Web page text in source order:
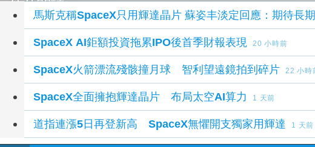
延伸閱讀
馬斯克稱SpaceX只用輝達晶片 蘇姿丰淡定回應：期待長
SpaceX AI鉅額投資拖累IPO後首季財報表現 20 小時前
SpaceX火箭漂流殘骸撞月球 智利望遠鏡拍到碎片 22 小時
SpaceX全面擁抱輝達晶片 布局太空AI算力 1 天前
道指連漲5日再登新高 SpaceX無懼開支獨家用輝達 1 天前